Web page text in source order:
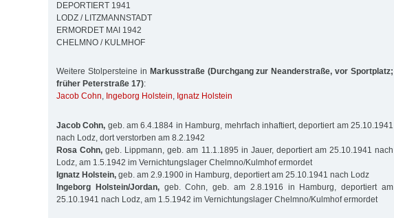
DEPORTIERT 1941
LODZ / LITZMANNSTADT
ERMORDET MAI 1942
CHELMNO / KULMHOF
Weitere Stolpersteine in Markusstraße (Durchgang zur Neanderstraße, vor Sportplatz;
früher Peterstraße 17):
Jacob Cohn, Ingeborg Holstein, Ignatz Holstein
Jacob Cohn, geb. am 6.4.1884 in Hamburg, mehrfach inhaftiert, deportiert am 25.10.1941
nach Lodz, dort verstorben am 8.2.1942
Rosa Cohn, geb. Lippmann, geb. am 11.1.1895 in Jauer, deportiert am 25.10.1941 nach
Lodz, am 1.5.1942 im Vernichtungslager Chelmno/Kulmhof ermordet
Ignatz Holstein, geb. am 2.9.1900 in Hamburg, deportiert am 25.10.1941 nach Lodz
Ingeborg Holstein/Jordan,geb. Cohn, geb. am 2.8.1916 in Hamburg, deportiert am
25.10.1941 nach Lodz, am 1.5.1942 im Vernichtungslager Chelmno/Kulmhof ermordet